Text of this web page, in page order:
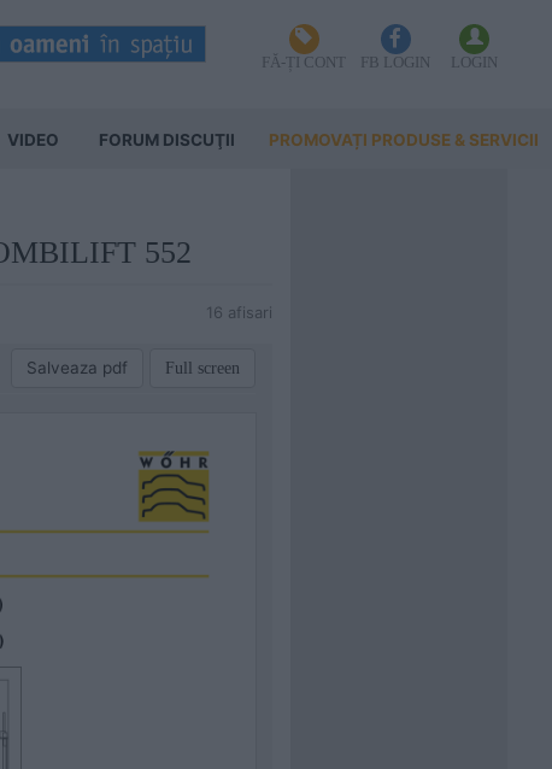
FĂ-ȚI CONT FB LOGIN LOGIN
VIDEO FORUM DISCUŢII PROMOVAȚI PRODUSE & SERVICII
552
16 afisari
Salveaza pdf Full screen